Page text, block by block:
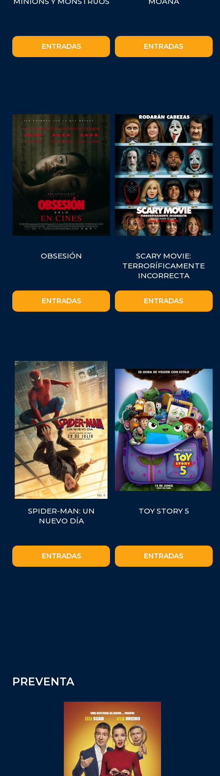
ENTRADAS ENTRADAS
OBSESIÓN
ENTRADAS
SCARY MOVIE:
TERRORÍFICAMENTE
INCORRECTA
ENTRADAS
SPIDER-MAN: UN
NUEVO DÍA
ENTRADAS
TOY STORY 5
ENTRADAS
PREVENTA